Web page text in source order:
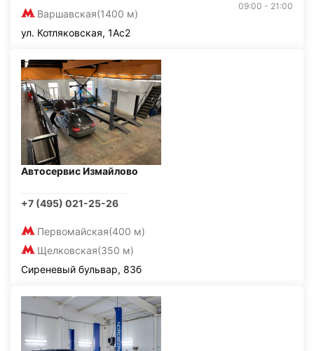
Варшавская(1400 м)
09:00 - 21:00
ул. Котляковская, 1Ас2
Автосервис Измайлово
+7 (495) 021-25-26
Первомайская(400 м)
Щелковская(350 м)
Сиреневый бульвар, 83б